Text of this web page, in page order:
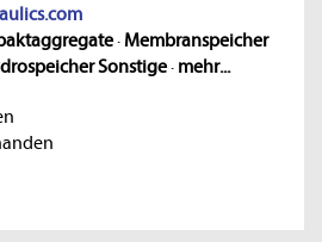
· Membranspeicher
Sonstige· mehr...